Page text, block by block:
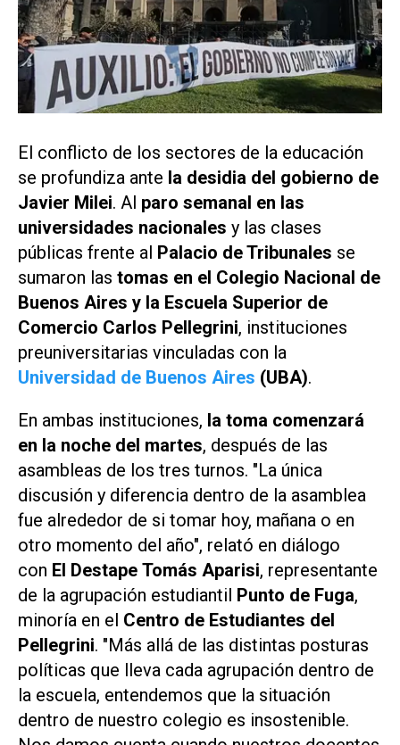
El conflicto de los sectores de la educación
se profundiza ante la desidia del gobierno de
Javier Milei. Al paro semanal en las
universidades nacionales y las clases
públicas frente al Palacio de Tribunales se
sumaron las tomas en el Colegio Nacional de
Buenos Aires y la Escuela Superior de
Comercio Carlos Pellegrini, instituciones
preuniversitarias vinculadas con la
Universidad de Buenos Aires (UBA).
En ambas instituciones, la toma comenzará
en la noche del martes, después de las
asambleas de los tres turnos. "La única
discusión y diferencia dentro de la asamblea
fue alrededor de si tomar hoy, mañana o en
otro momento del año", relató en diálogo
con El Destape Tomás Aparisi, representante
de la agrupación estudiantil Punto de Fuga,
minoría en el Centro de Estudiantes del
Pellegrini. "Más allá de las distintas posturas
políticas que lleva cada agrupación dentro de
la escuela, entendemos que la situación
dentro de nuestro colegio es insostenible.